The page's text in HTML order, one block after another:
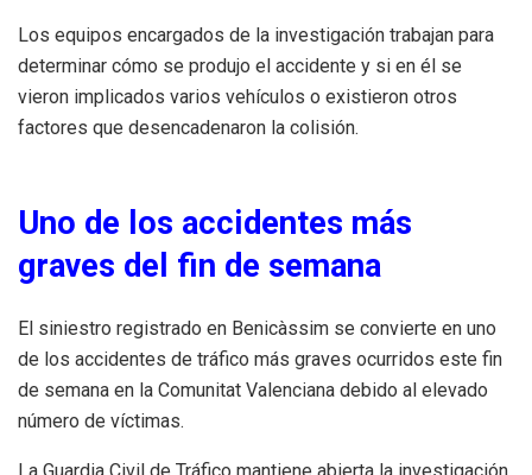
Los equipos encargados de la investigación trabajan para
determinar cómo se produjo el accidente y si en él se
vieron implicados varios vehículos o existieron otros
factores que desencadenaron la colisión.
Uno de los accidentes más
graves del fin de semana
El siniestro registrado en Benicàssim se convierte en uno
de los accidentes de tráfico más graves ocurridos este fin
de semana en la Comunitat Valenciana debido al elevado
número de víctimas.
La Guardia Civil de Tráfico mantiene abierta la investigación